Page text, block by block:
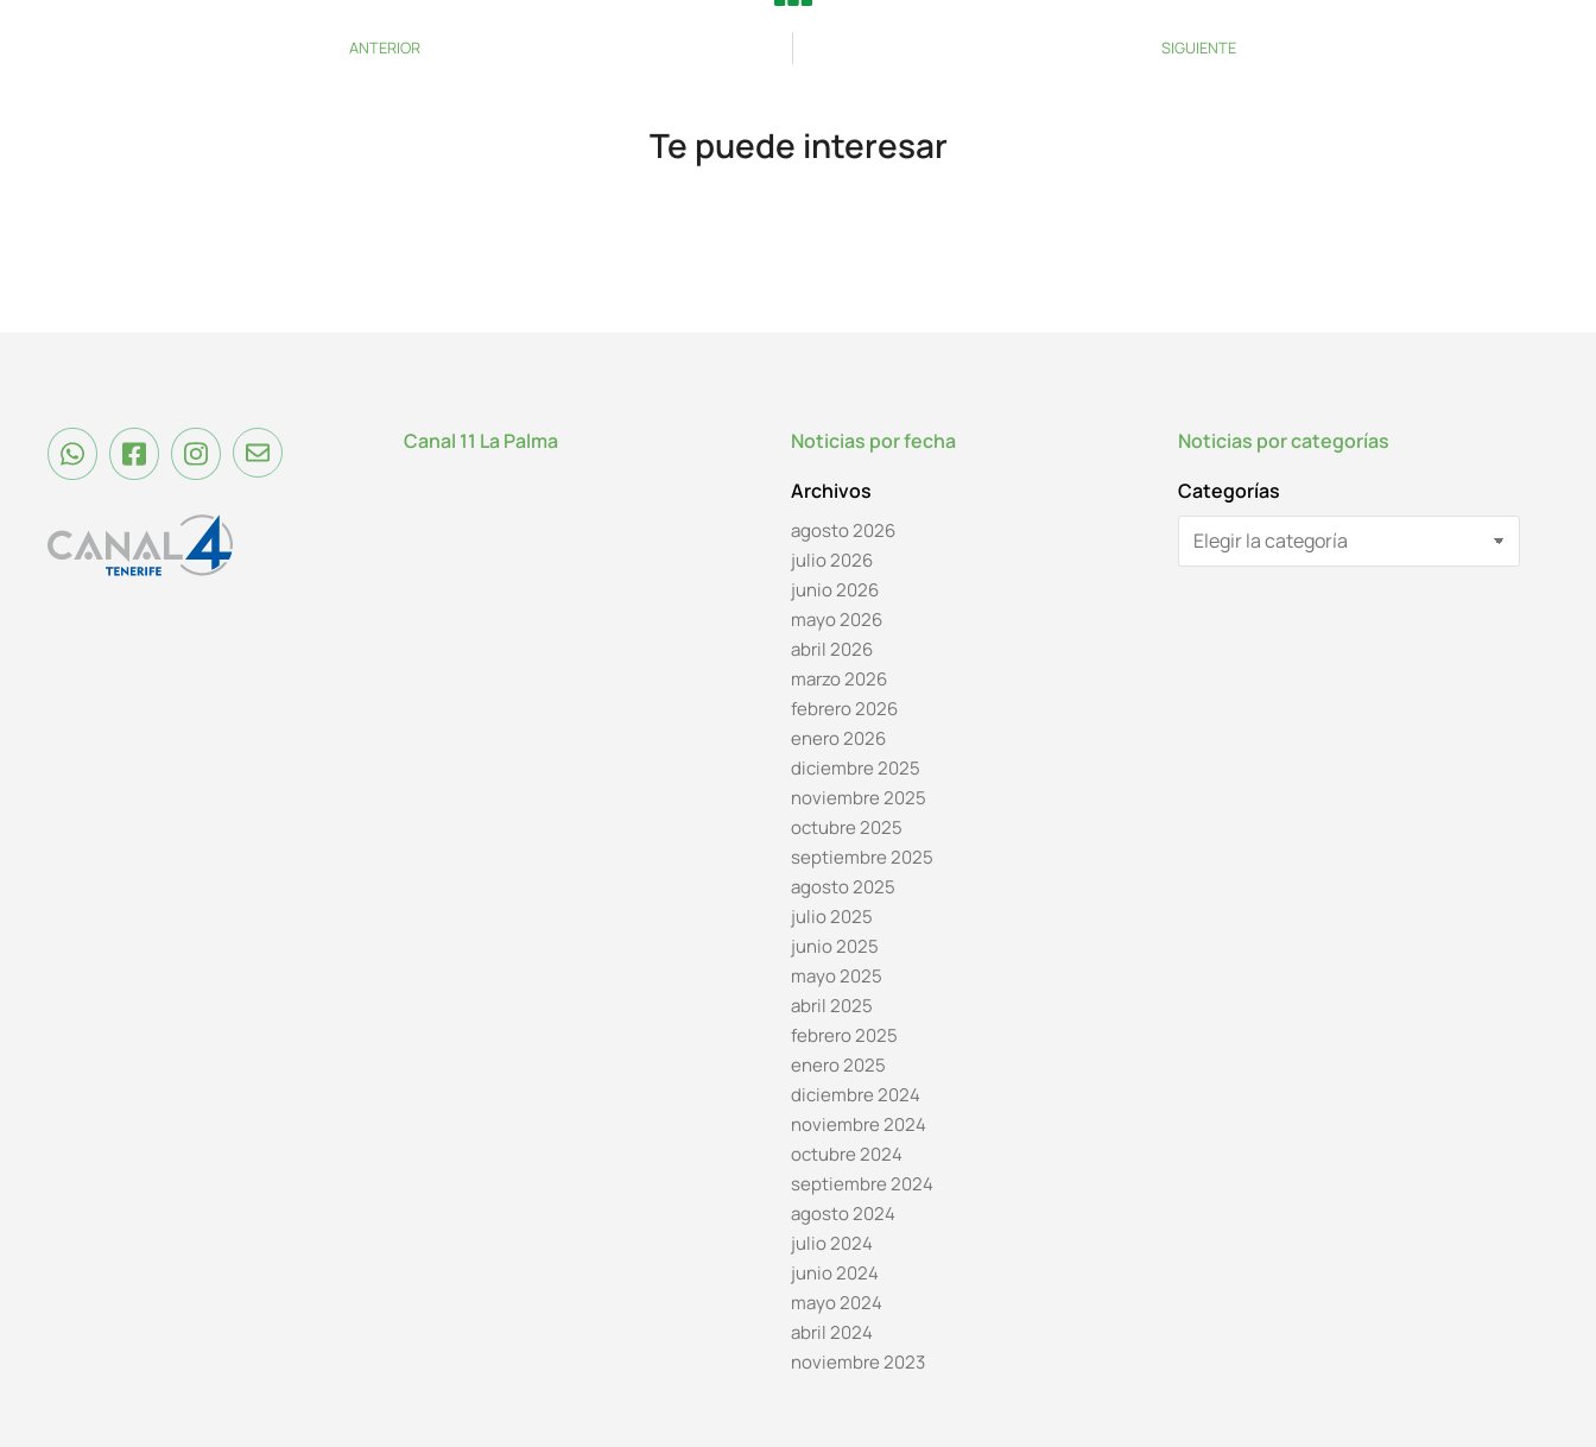
ANTERIOR SIGUIENTE
Te puede interesar
Canal 11 La Palma
Noticias por fecha
Archivos
agosto 2026
julio 2026
junio 2026
mayo 2026
abril 2026
marzo 2026
febrero 2026
enero 2026
diciembre 2025
noviembre 2025
octubre 2025
septiembre 2025
agosto 2025
julio 2025
junio 2025
mayo 2025
abril 2025
febrero 2025
enero 2025
diciembre 2024
noviembre 2024
octubre 2024
septiembre 2024
agosto 2024
julio 2024
junio 2024
mayo 2024
abril 2024
noviembre 2023
Noticias por categorías
Categorías